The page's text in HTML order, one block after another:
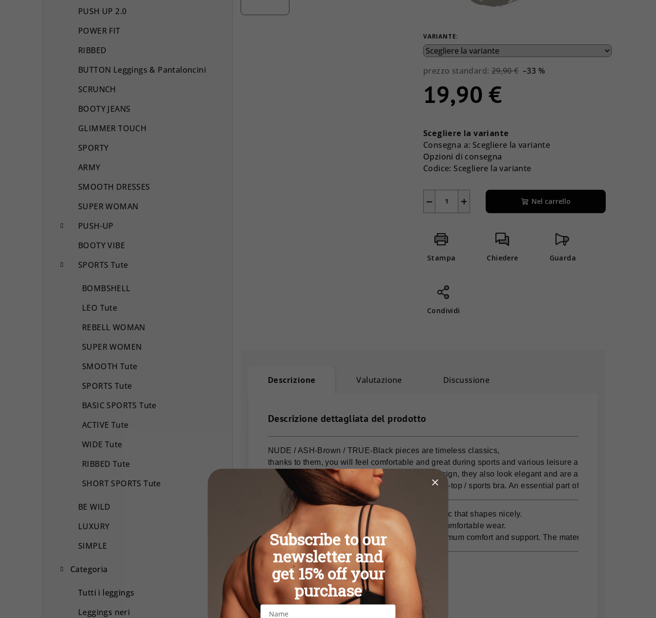
PUSH UP 2.0
POWER FIT
RIBBED
BUTTON Leggings & Pantaloncini
SCRUNCH
BOOTY JEANS
GLIMMER TOUCH
SPORTY
ARMY
SMOOTH DRESSES
SUPER WOMAN
PUSH-UP
BOOTY VIBE
SPORTS Tute
BOMBSHELL
LEO Tute
REBELL WOMAN
SUPER WOMEN
SMOOTH Tute
SPORTS Tute
BASIC SPORTS Tute
ACTIVE Tute
WIDE Tute
RIBBED Tute
SHORT SPORTS Tute
BE WILD
LUXURY
SIMPLE
Categoria
Tutti i leggings
Leggings neri
VARIANTE:
prezzo standard: 29,90 € –33 %
19,90 €
della
misura:
Scegliere la variante
Consegna a: Scegliere la variante
Opzioni di consegna
Codice: Scegliere la variante
+
− Nel carrello
Stampa Chiedere Guarda
Condividi
Descrizione Valutazione Discussione
Descrizione dettagliata del prodotto
NUDE / ASH-Brown / TRUE-Black pieces are timeless classics,
thanks to them, you will feel comfortable and great during sports and various leisure activities.
At the same time, thanks to the cut, color and design, they also look elegant and are also suitable for
The possibility of a combination of leggings / crop-top / sports bra. An essential part of your wardrobe
The leggings are made of ribbed, soft stretch fabric that shapes nicely.
The fabric expands in four directions for a more comfortable wear.
The high waist is made of flexible rubber for maximum comfort and support. The material breathes and
Subscribe to our
newsletter and
get 15% off your
purchase